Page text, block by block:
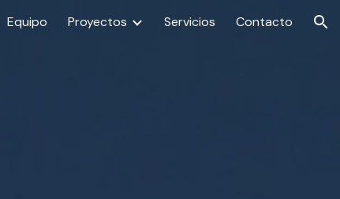
Equipo Proyectos Servicios Contacto